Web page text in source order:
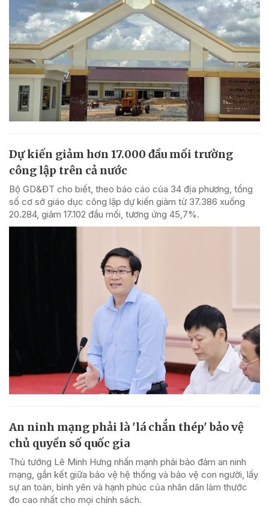
Dự kiến giảm hơn 17.000 đầu mối trường
công lập trên cả nước
Bộ GD&ĐT cho biết, theo báo cáo của 34 địa phương, tổng
số cơ sở giáo dục công lập dự kiến giảm từ 37.386 xuống
20.284, giảm 17.102 đầu mối, tương ứng 45,7%.
An ninh mạng phải là 'lá chắn thép' bảo vệ
chủ quyền số quốc gia
Thủ tướng Lê Minh Hưng nhấn mạnh phải bảo đảm an ninh
mạng, gắn kết giữa bảo vệ hệ thống và bảo vệ con người, lấy
sự an toàn, bình yên và hạnh phúc của nhân dân làm thước
đo cao nhất cho mọi chính sách.